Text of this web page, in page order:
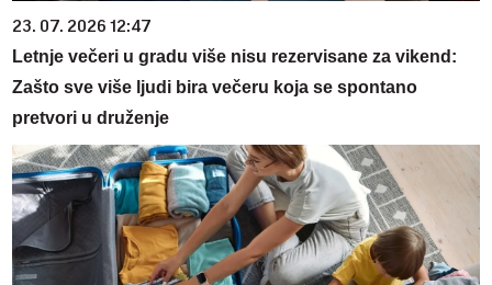
23. 07. 2026 12:47
Letnje večeri u gradu više nisu rezervisane za vikend:
Zašto sve više ljudi bira večeru koja se spontano
pretvori u druženje